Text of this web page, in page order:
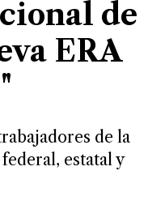
de
ERA
de la
estatal y